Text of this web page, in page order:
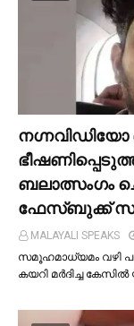
നഗ്നവിഡിയോ
ബലാത്സംഗം
ഫേസ്ബുക്ക്
MALAYALI SPEAKS
സമൂഹമാധ്യമം വഴി
കയറി മർദിച്ച